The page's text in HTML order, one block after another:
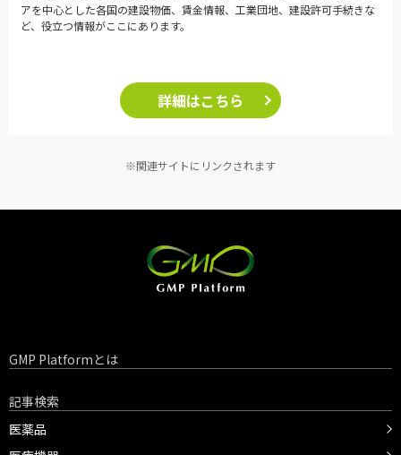
アを中心とした各国の建設物価、賃金情報、工業団地、建設許可手続きな
ど、役立つ情報がここにあります。
詳細はこちら
※関連サイトにリンクされます
GMP Platformとは
記事検索
医薬品